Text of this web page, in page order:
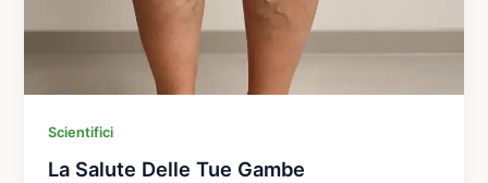
Scientifici
La Salute Delle Tue Gambe